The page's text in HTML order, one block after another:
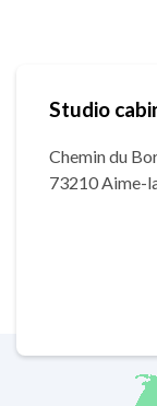
Studio
Chemin du
73210 Aime-